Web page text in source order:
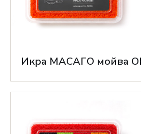
Икра МАСАГО мойва